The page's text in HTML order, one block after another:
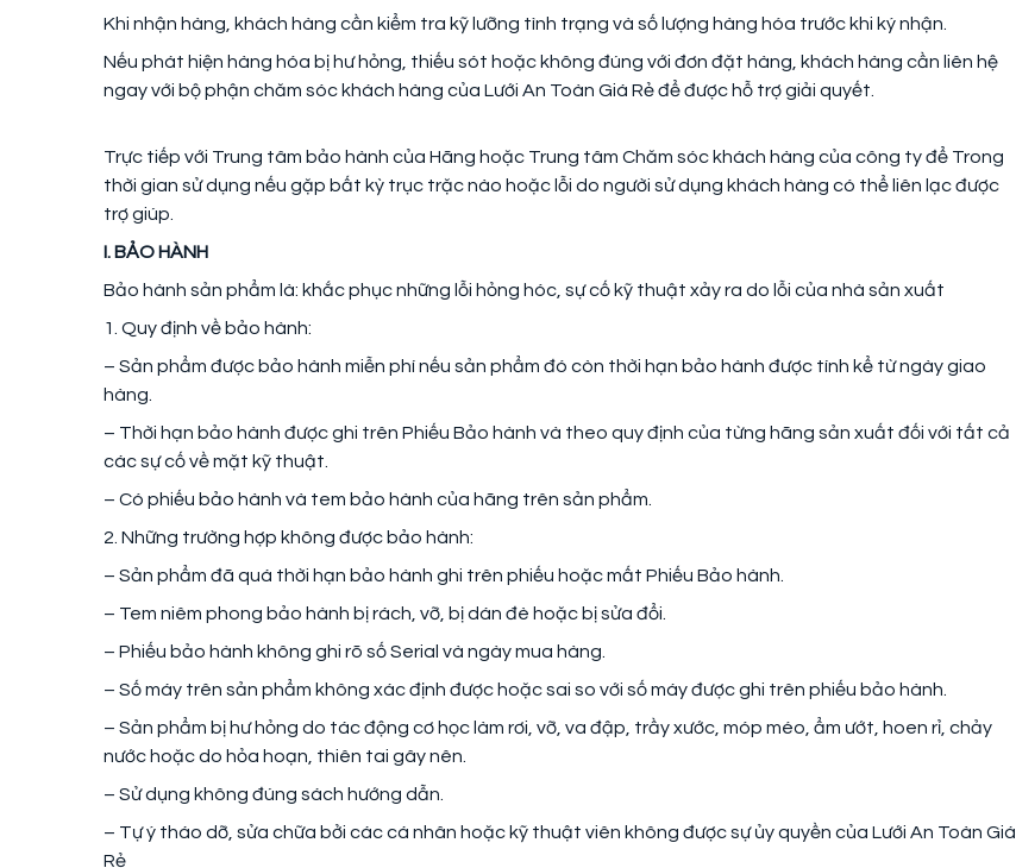
Khi nhận hàng, khách hàng cần kiểm tra kỹ lưỡng tình trạng và số lượng hàng hóa trước khi ký nhận.
Nếu phát hiện hàng hóa bị hư hỏng, thiếu sót hoặc không đúng với đơn đặt hàng, khách hàng cần liên hệ
ngay với bộ phận chăm sóc khách hàng của Lưới An Toàn Giá Rẻ để được hỗ trợ giải quyết.
Trực tiếp với Trung tâm bảo hành của Hãng hoặc Trung tâm Chăm sóc khách hàng của công ty để Trong
thời gian sử dụng nếu gặp bất kỳ trục trặc nào hoặc lỗi do người sử dụng khách hàng có thể liên lạc được
trợ giúp.
I. BẢO HÀNH
Bảo hành sản phẩm là: khắc phục những lỗi hỏng hóc, sự cố kỹ thuật xảy ra do lỗi của nhà sản xuất
1. Quy định về bảo hành:
– Sản phẩm được bảo hành miễn phí nếu sản phẩm đó còn thời hạn bảo hành được tính kể từ ngày giao
hàng.
– Thời hạn bảo hành được ghi trên Phiếu Bảo hành và theo quy định của từng hãng sản xuất đối với tất cả
các sự cố về mặt kỹ thuật.
– Có phiếu bảo hành và tem bảo hành của hãng trên sản phẩm.
2. Những trường hợp không được bảo hành:
– Sản phẩm đã quá thời hạn bảo hành ghi trên phiếu hoặc mất Phiếu Bảo hành.
– Tem niêm phong bảo hành bị rách, vỡ, bị dán đè hoặc bị sửa đổi.
– Phiếu bảo hành không ghi rõ số Serial và ngày mua hàng.
– Số máy trên sản phẩm không xác định được hoặc sai so với số máy được ghi trên phiếu bảo hành.
– Sản phẩm bị hư hỏng do tác động cơ học làm rơi, vỡ, va đập, trầy xước, móp méo, ẩm ướt, hoen rỉ, chảy
nước hoặc do hỏa hoạn, thiên tai gây nên.
– Sử dụng không đúng sách hướng dẫn.
– Tự ý tháo dỡ, sửa chữa bởi các cá nhân hoặc kỹ thuật viên không được sự ủy quyền của Lưới An Toàn Giá
Rẻ